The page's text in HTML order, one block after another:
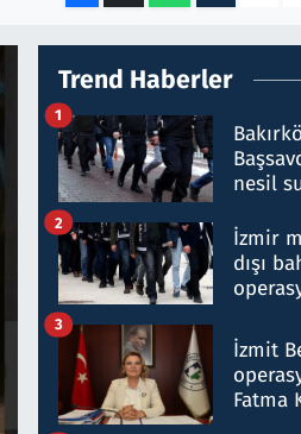
Trend Haberler
nesil
1
İzmir
dışı
Milyar
trafiği
2
İzmit
Fatma
3